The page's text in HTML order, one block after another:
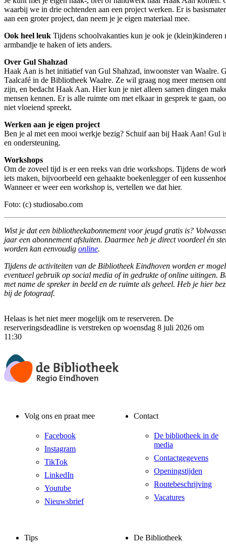
waarbij we in drie ochtenden aan een project werken. Er is
aan een groter project, dan neem je je eigen materiaal mee.
Ook heel leuk Tijdens schoolvakanties kun je ook je (klein)kinderen
armbandje te haken of iets anders.
Over Gul Shahzad
Haak Aan is het initiatief van Gul Shahzad, inwoonster van Waalre.
Taalcafé in de Bibliotheek Waalre. Ze wil graag nog meer mensen
zijn, en bedacht Haak Aan. Hier kun je niet alleen samen dingen
mensen kennen. Er is alle ruimte om met elkaar in gesprek te gaan,
niet vloeiend spreekt.
Werken aan je eigen project
Ben je al met een mooi werkje bezig? Schuif aan bij Haak Aan! Gul
en ondersteuning.
Workshops
Om de zoveel tijd is er een reeks van drie workshops. Tijdens de
iets maken, bijvoorbeeld een gehaakte boekenlegger of een
Wanneer er weer een workshop is, vertellen we dat hier.
Foto: (c) studiosabo.com
Wist je dat een bibliotheekabonnement voor jeugd gratis is?
jaar een abonnement afsluiten. Daarmee heb je direct voordeel én
worden kan eenvoudig online.
Tijdens de activiteiten van de Bibliotheek Eindhoven worden er
eventueel gebruik op social media of in gedrukte of online uitingen.
met name de spreker in beeld en de ruimte als geheel. Heb je hier
bij de fotograaf.
Helaas is het niet meer mogelijk om te reserveren. De
reserveringsdeadline is verstreken op woensdag 8 juli 2026 om
11:30
Volg ons en praat mee
Facebook
Instagram
TikTok
LinkedIn
Youtube
Nieuwsbrief
Contact
De bibliotheek in de
media
Contactgegevens
Openingstijden
Routebeschrijving
Vacatures
Tips De Bibliotheek